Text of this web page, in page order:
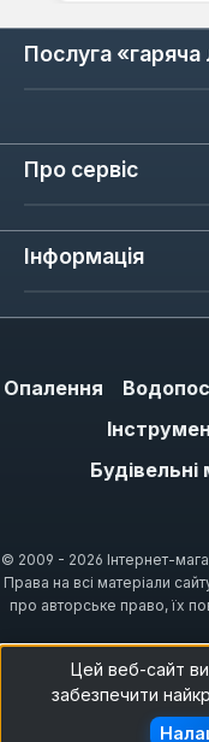
Послуга «гаряча
Про сервіс
Інформація
Опалення
Будівельні
© 2009 - 2026 Інтернет-
Права на всі матеріали
про авторське право, їх
Цей веб-сайт
забезпечити